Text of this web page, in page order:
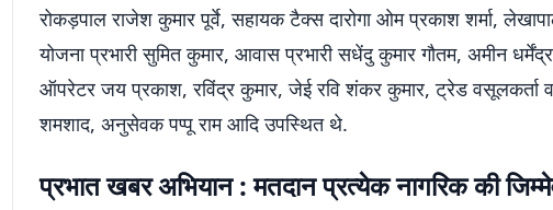
रोकड़पाल राजेश कुमार पूर्वे, सहायक टैक्स दारोगा ओम प्रकाश शर्मा,
योजना प्रभारी सुमित कुमार, आवास प्रभारी सधेंदु कुमार गौतम, अमीन
ऑपरेटर जय प्रकाश, रविंद्र कुमार, जेई रवि शंकर कुमार, ट्रेड वसूलकर्ता
शमशाद, अनुसेवक पप्पू राम आदि उपस्थित थे.
प्रभात खबर अभियान : मतदान प्रत्येक नागरिक की